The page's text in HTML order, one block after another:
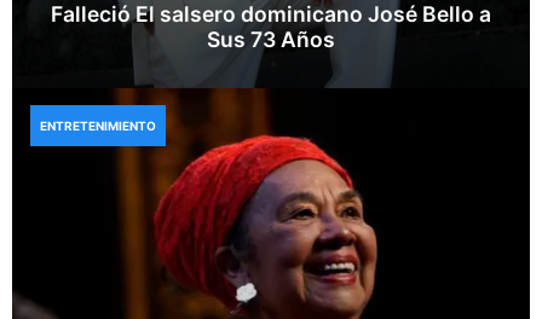
Falleció El salsero dominicano José Bello a
Sus 73 Años
ENTRETENIMIENTO